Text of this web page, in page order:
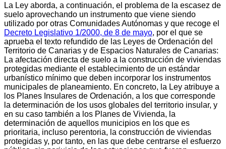
La Ley aborda, a continuación, el problema de la escasez de
suelo aprovechando un instrumento que viene siendo
utilizado por otras Comunidades Autónomas y que recoge el
Decreto Legislativo 1/2000, de 8 de mayo, por el que se
aprueba el texto refundido de las Leyes de Ordenación del
Territorio de Canarias y de Espacios Naturales de Canarias:
La afectación directa de suelo a la construcción de viviendas
protegidas mediante el establecimiento de un estándar
urbanístico mínimo que deben incorporar los instrumentos
municipales de planeamiento. En concreto, la Ley atribuye a
los Planes Insulares de Ordenación, a los que corresponde
la determinación de los usos globales del territorio insular, y
en su caso también a los Planes de Vivienda, la
determinación de aquellos municipios en los que es
prioritaria, incluso perentoria, la construcción de viviendas
protegidas y, por tanto, en las que debe centrarse el esfuerzo